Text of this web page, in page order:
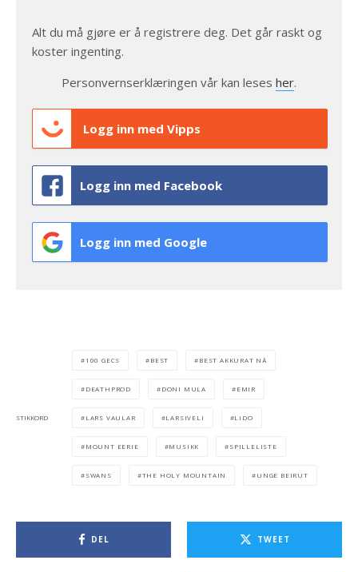
Alt du må gjøre er å registrere deg. Det går raskt og
koster ingenting.
Personvernserklæringen vår kan leses her.
Logg inn med Vipps
Logg inn med Facebook
Logg inn med Google
STIKKORD
100 GECS BEST BEST AKKURAT NÅ
DEATHPROD DONI MULA EMIR
LARS VAULAR LARSIVELI LIDO
MOUNT EERIE MUSIKK SPILLELISTE
SWANS THE HOLY MOUNTAIN UNGE BEIRUT
DEL TWEET